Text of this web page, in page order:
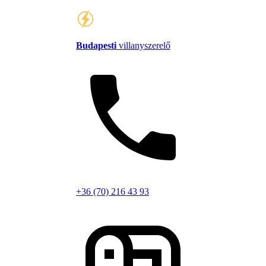
Budapesti villanyszerelő
+36 (70) 216 43 93